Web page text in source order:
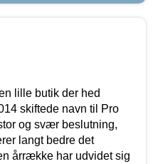
lille butik der hed
skiftede navn til Pro
og svær beslutning,
langt bedre det
årrække har udvidet sig